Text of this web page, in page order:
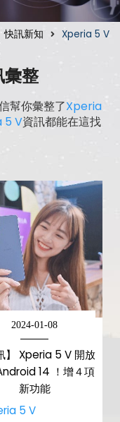
快訊新知 Xperia 5 V
整
幫你彙整了Xperia
5 V資訊都能在這找
2024-01-08
】 Xperia 5 V 開放
14 ！增４項
新功能
5 V